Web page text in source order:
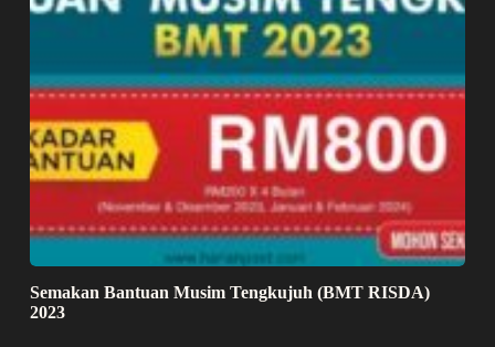
Semakan Bantuan Musim Tengkujuh (BMT RISDA)
2023